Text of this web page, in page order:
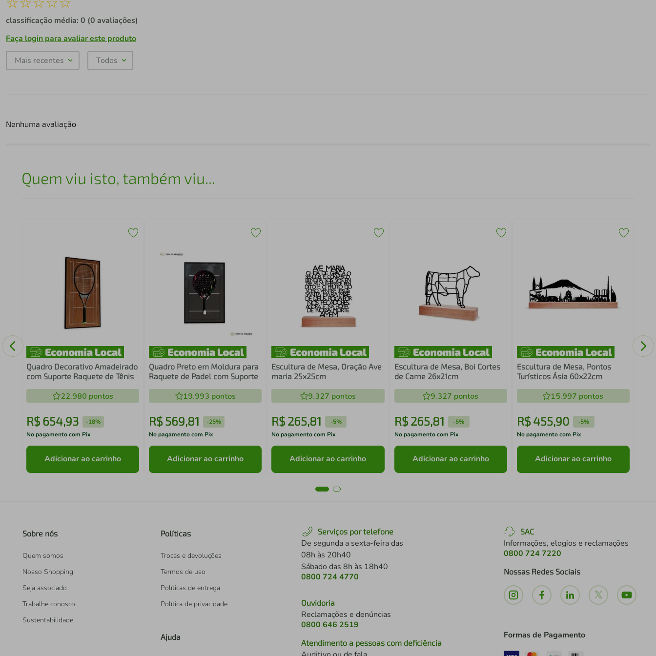
classificação média: 0 (0 avaliações)
Faça login para avaliar este produto
Mais recentes Todos
Nenhuma avaliação
Quem viu isto, também viu...
Quadro Decorativo Amadeirado
com Suporte Raquete de Tênis
22.980 pontos
R$ 654,93 -18%
No pagamento com Pix
Adicionar ao carrinho
Quadro Preto em Moldura para
Raquete de Padel com Suporte
19.993 pontos
R$ 569,81 -25%
No pagamento com Pix
Adicionar ao carrinho
Escultura de Mesa, Oração Ave
maria 25x25cm
9.327 pontos
R$265,81 -5%
No pagamento com Pix
Adicionar ao carrinho
Escultura de Mesa, Boi Cortes
de Carne 26x21cm
9.327 pontos
R$ 265,81 -5%
No pagamento com Pix
Adicionar ao carrinho
Escultura de Mesa, Pontos
Turísticos Ásia 60x22cm
15.997 pontos
R$ 455,90 -5%
No pagamento com Pix
Adicionar ao carrinho
Sobre nós
Quem somos
Nosso Shopping
Seja associado
Trabalhe conosco
Sustentabilidade
Políticas
Trocas e devoluções
Termos de uso
Políticas de entrega
Política de privacidade
Ajuda
Serviços por telefone
De segunda a sexta-feira das
08h às 20h40
Sábado das 8h às 18h40
0800 724 4770
Ouvidoria
Reclamações e denúncias
0800 646 2519
Atendimento a pessoas com deficiência
SAC
Informações, elogios e reclamações
0800 724 7220
Nossas Redes Sociais
Formas de Pagamento